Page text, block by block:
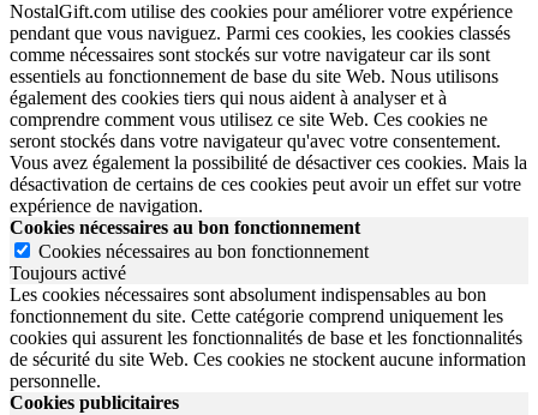
NostalGift.com utilise des cookies pour améliorer votre expérience
pendant que vous naviguez. Parmi ces cookies, les cookies classés
comme nécessaires sont stockés sur votre navigateur car ils sont
essentiels au fonctionnement de base du site Web. Nous utilisons
également des cookies tiers qui nous aident à analyser et à
comprendre comment vous utilisez ce site Web. Ces cookies ne
seront stockés dans votre navigateur qu'avec votre consentement.
Vous avez également la possibilité de désactiver ces cookies. Mais la
désactivation de certains de ces cookies peut avoir un effet sur votre
expérience de navigation.
Cookies nécessaires au bon fonctionnement
Cookies nécessaires au bon fonctionnement
Toujours activé
Les cookies nécessaires sont absolument indispensables au bon
fonctionnement du site. Cette catégorie comprend uniquement les
cookies qui assurent les fonctionnalités de base et les fonctionnalités
de sécurité du site Web. Ces cookies ne stockent aucune information
personnelle.
Cookies publicitaires